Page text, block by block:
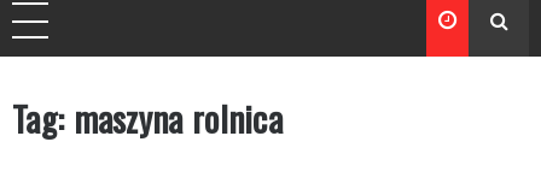
Tag: maszyna rolnica